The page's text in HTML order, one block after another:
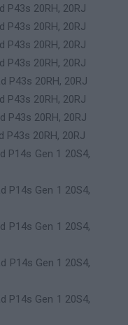
P43s 20RH, 20RJ
P43s 20RH, 20RJ
P43s 20RH, 20RJ
P43s 20RH, 20RJ
P43s 20RH, 20RJ
P43s 20RH, 20RJ
P43s 20RH, 20RJ
P43s 20RH, 20RJ
P14s Gen 1 20S4,
P14s Gen 1 20S4,
P14s Gen 1 20S4,
P14s Gen 1 20S4,
P14s Gen 1 20S4,